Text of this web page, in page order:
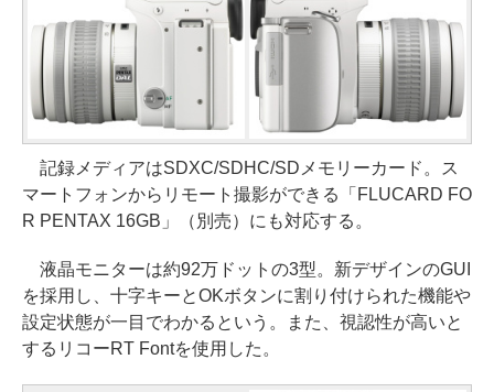
記録メディアはSDXC/SDHC/SDメモリーカード。ス
マートフォンからリモート撮影ができる「FLUCARD FO
R PENTAX 16GB」（別売）にも対応する。
液晶モニターは約92万ドットの3型。新デザインのGUI
を採用し、十字キーとOKボタンに割り付けられた機能や
設定状態が一目でわかるという。また、視認性が高いと
するリコーRT Fontを使用した。